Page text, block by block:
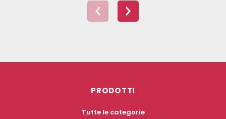
PRODOTTI
Tutte le categorie